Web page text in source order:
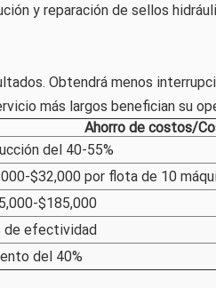
y reparación de sellos
Obtendrá menos
más largos benefician su
Ahorro de costos/
del 40-55%
$32,000 por flota de 10
$185,000
de efectividad
del 40%